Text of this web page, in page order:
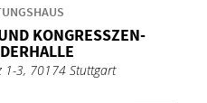
KON­GRESS­ZEN­
1-3, 70174 Stuttgart